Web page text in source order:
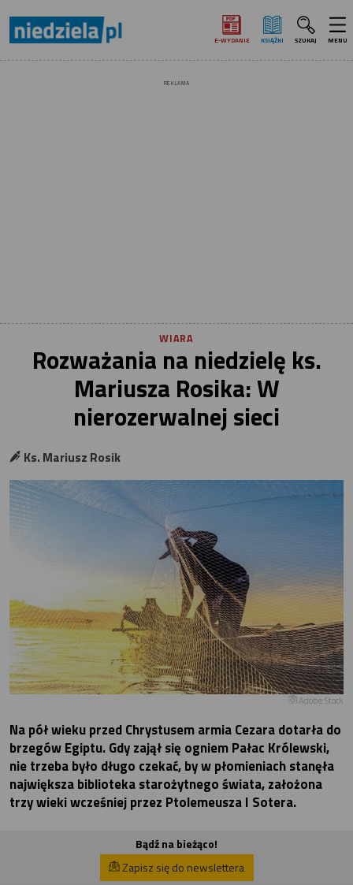
E‑WYDANIE KSIĄŻKI SZUKAJ MENU
REKLAMA
WIARA
Rozważania na niedzielę ks.
Mariusza Rosika: W
nierozerwalnej sieci
Ks. Mariusz Rosik
Adobe.Stock
Na pół wieku przed Chrystusem armia Cezara dotarła do
brzegów Egiptu. Gdy zajął się ogniem Pałac Królewski,
nie trzeba było długo czekać, by w płomieniach stanęła
największa biblioteka starożytnego świata, założona
trzy wieki wcześniej przez Ptolemeusza I Sotera.
Bądź na bieżąco!
Zapisz się do newslettera